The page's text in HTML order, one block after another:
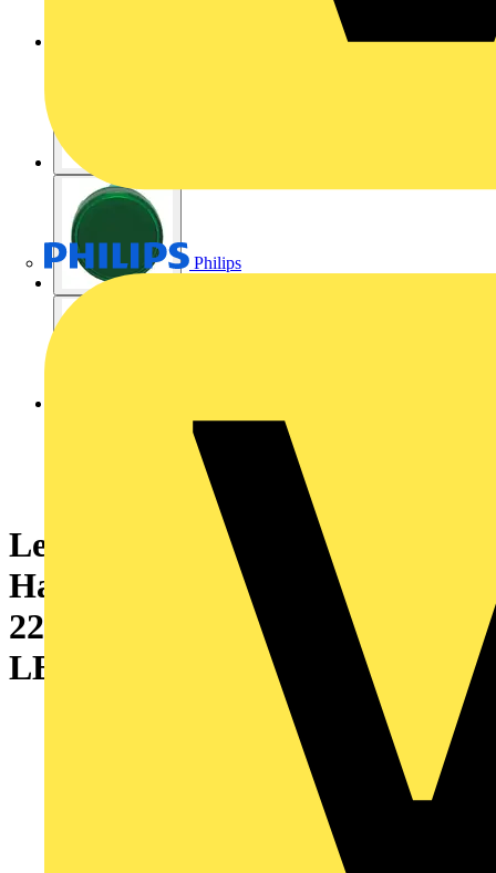
Philips
Leuchtmelder, Frontelement,
Harmony XB5, Kunststoff,
22mm, grün, für universelle
LED, glatte Kalotte